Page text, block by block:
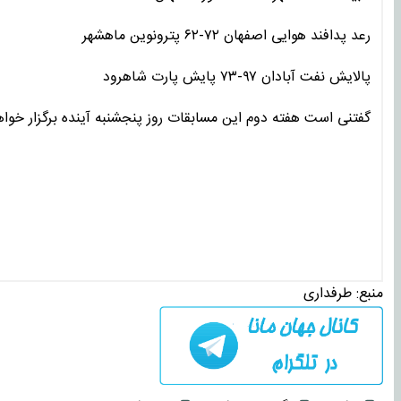
رعد پدافند هوایی اصفهان ۷۲-۶۲ پترونوین ماهشهر
پالایش نفت آبادان ۹۷-۷۳ پایش پارت شاهرود
گفتنی است هفته دوم این مسابقات روز پنجشنبه آینده برگزار
منبع:طرفداری